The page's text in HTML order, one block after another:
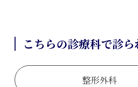
こちらの診療科で診
整形外科